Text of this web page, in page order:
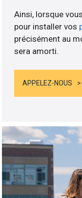
Ainsi, lorsque
pour installer vos
précisément au
sera amorti.
APPELEZ-NOUS